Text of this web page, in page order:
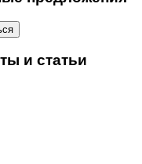
и статьи